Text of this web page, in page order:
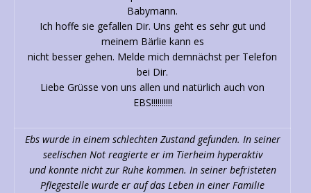
Babymann.
Ich hoffe sie gefallen Dir. Uns geht es sehr gut und
meinem Bärlie kann es
nicht besser gehen. Melde mich demnächst per Telefon
bei Dir.
Liebe Grüsse von uns allen und natürlich auch von
EBS!!!!!!!!!!
Ebs wurde in einem schlechten Zustand gefunden. In seiner
seelischen Not reagierte er im Tierheim hyperaktiv
und konnte nicht zur Ruhe kommen. In seiner befristeten
Pflegestelle wurde er auf das Leben in einer Familie